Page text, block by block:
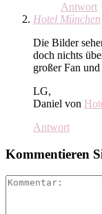
Antwort
Hotel München
Die Bilder
doch nichts
großer Fan
LG,
Daniel von
Antwort
Kommentieren